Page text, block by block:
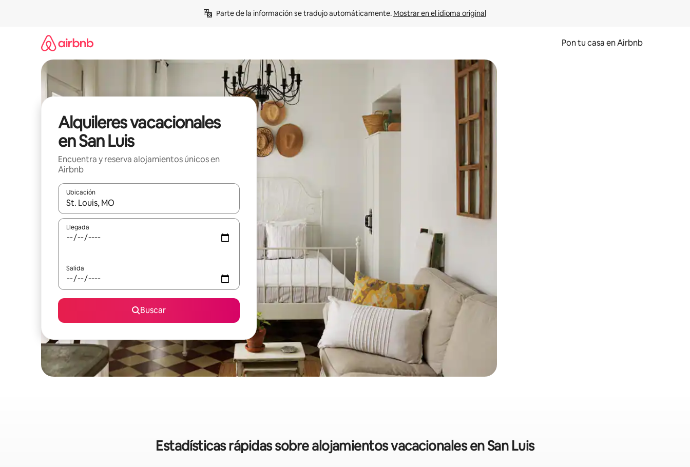
Parte de la información se tradujo automáticamente. Mostrar en el idioma original
Pon tu casa en Airbnb
Alquileres vacacionales
en San Luis
Encuentra y reserva alojamientos únicos en
Airbnb
Ubicación
Cuando los resultados estén disponibles, navega con las teclas de flecha hacia arriba y hacia abajo o explora con el tacto o desliza el dedo.
Llegada
Salida
Buscar
Estadísticas rápidas sobre alojamientos vacacionales en San Luis